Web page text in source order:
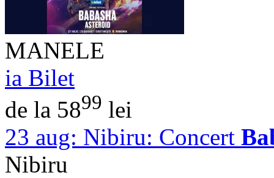
MANELE
ia Bilet
de la 5899 lei
23 aug: Nibiru: Concert
Nibiru